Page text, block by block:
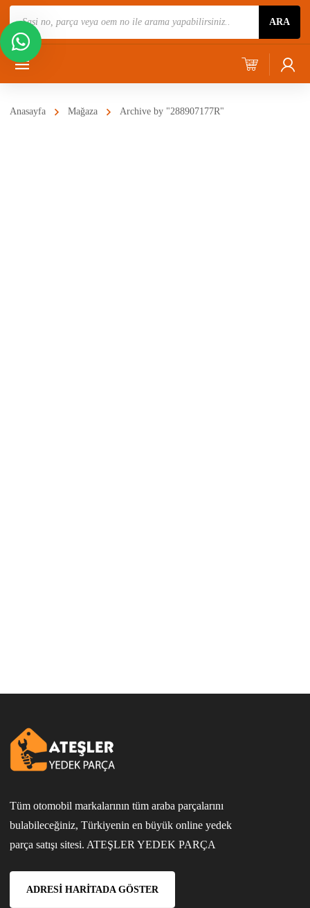
Ara
ARA
Anasayfa Mağaza Archive by "288907177R"
Tüm otomobil markalarının tüm araba parçalarını
bulabileceğiniz, Türkiyenin en büyük online yedek
parça satışı sitesi. ATEŞLER YEDEK PARÇA
ADRESI HARITADA GÖSTER